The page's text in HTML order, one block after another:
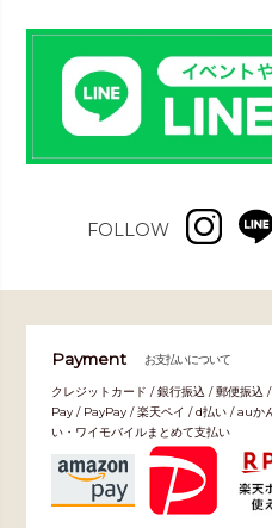
FOLLOW
Payment お支払いについて
クレジットカード / 銀行振込 / 郵便振
Pay / PayPay / 楽天ペイ / d払い / auか
い・ワイモバイルまとめて支払い